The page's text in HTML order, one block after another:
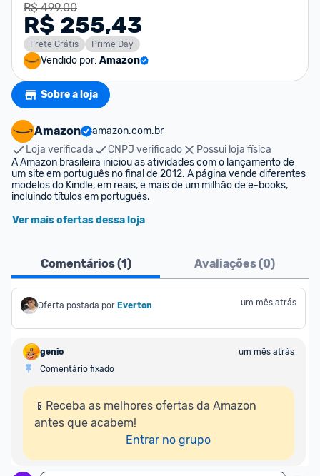
R$ 499,00
R$ 255,43
Frete Grátis Prime Day
Vendido por: Amazon
Sobre a loja
Amazon
amazon.com.br
Loja verificada
CNPJ verificado
Possui loja física
A Amazon brasileira iniciou as atividades com o lançamento de
um site em português no final de 2012. A página vende diferentes
modelos do Kindle, em reais, e mais de um milhão de e-books,
incluindo títulos em português.
Ver mais ofertas dessa loja
Comentários (1) Avaliações (0)
Oferta postada por Everton um mês atrás
genio
um mês atrás
Comentário fixado
📱Receba as melhores ofertas da Amazon
antes que acabem!
Entrar no grupo